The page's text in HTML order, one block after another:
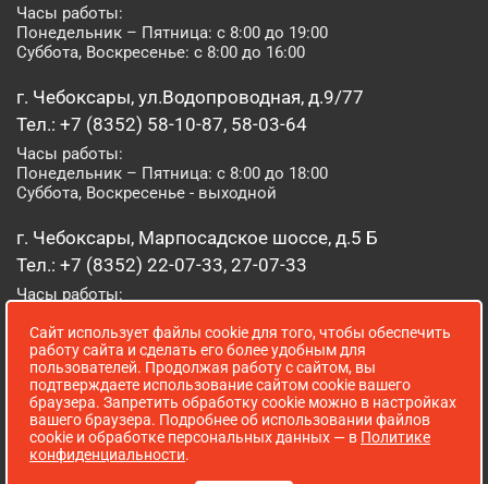
Часы работы:
Понедельник – Пятница: с 8:00 до 19:00
Суббота, Воскресенье: с 8:00 до 16:00
г. Чебоксары, ул.Водопроводная, д.9/77
Тел.: +7 (8352) 58-10-87, 58-03-64
Часы работы:
Понедельник – Пятница: с 8:00 до 18:00
Суббота, Воскресенье - выходной
г. Чебоксары, Марпосадское шоссе, д.5 Б
Тел.: +7 (8352) 22-07-33, 27-07-33
Часы работы:
Суббота, Воскресенье: с 8:00 до 16:00
г. Йошкар-Ола, ул. Луначарского, д. 52 А
Тел.: (8362) 41-07-31
Часы работы:
Понедельник – Пятница: с 8:00 до 18:00
Сайт использует файлы cookie для того, чтобы обеспечить
работу сайта и сделать его более удобным для
пользователей. Продолжая работу с сайтом, вы
подтверждаете использование сайтом cookie вашего
браузера. Запретить обработку cookie можно в настройках
вашего браузера. Подробнее об использовании файлов
cookie и обработке персональных данных — в Политике
конфиденциальности.